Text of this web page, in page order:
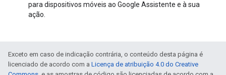
para dispositivos móveis ao Google Assistente e à sua
ação.
Exceto em caso de indicação contrária, o conteúdo desta página é
licenciado de acordo com a Licença de atribuição 4.0 do Creative